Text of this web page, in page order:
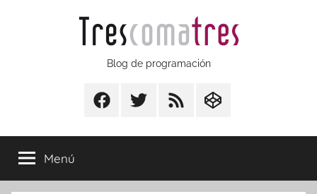
Trescomatres
Blog de programación
FacebookTwitter RSS CodepenIO
Menú